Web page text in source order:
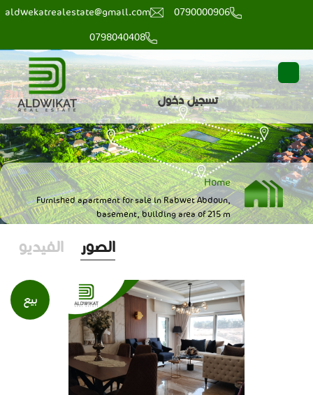
aldwekatrealestate@gmail.com 0790000906
0798040408
main
menu
user
login
تسجيل دخول
Breadcrumb Home
Furnished apartment for sale in Rabwet Abdoun,
basement, building area of 215 m
الصور الفيديو
بيع